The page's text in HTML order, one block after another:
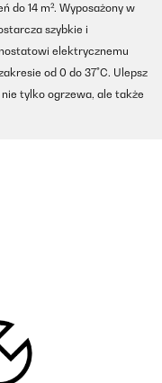
do 14 m². Wyposażony w
szybkie i
elektrycznemu
od 0 do 37°C. Ulepsz
tylko ogrzewa, ale także